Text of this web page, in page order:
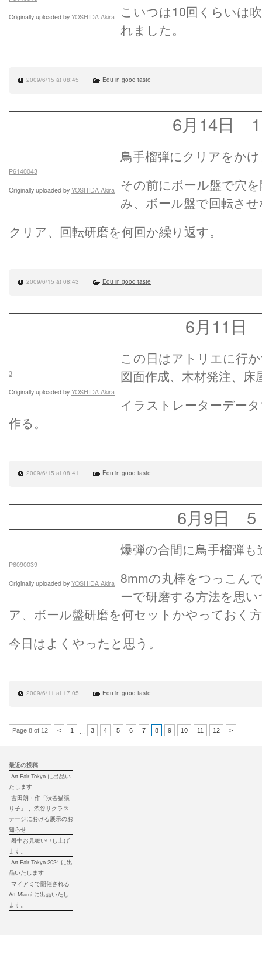
Originally uploaded by YOSHIDA Akira
こいつは10回くらいは
れました。
2009/6/15 at 08:45 Edu in good taste
6月14日 1
P6140043
Originally uploaded by YOSHIDA Akira
鳥手榴弾にクリアをか
その前にボール盤で穴
み、ボール盤で回転さ
クリア、回転研磨を何回か繰り返す。
2009/6/15 at 08:43 Edu in good taste
6月11日
3
Originally uploaded by YOSHIDA Akira
この日はアトリエに行
図面作成、木材発注、
イラストレーターデー
作る。
2009/6/15 at 08:41 Edu in good taste
6月9日 5
P6090039
Originally uploaded by YOSHIDA Akira
爆弾の合間に鳥手榴弾も
8mmの丸棒をつっこん
ーで研磨する方法を思
ア、ボール盤研磨を何セットかやっておく
今日はよくやったと思う。
2009/6/11 at 17:05 Edu in good taste
Page 8 of 12 < 1 3 4 5 6 7 8 9 10 11 12 >
最近の投稿
Art Fair Tokyo に出品い
たします
吉田朗・作「渋谷猫張
り子」 、渋谷サクラス
テージにおける展示のお
知らせ
暑中お見舞い申し上げ
ます。
Art Fair Tokyo 2024 に出
品いたします
マイアミで開催される
Art Miami に出品いたし
ます。